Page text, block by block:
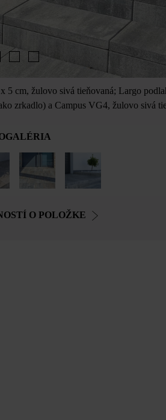
5 cm, žulovo sivá tieňovaná; Largo
zrkadlo) a Campus VG4, žulovo sivá
O POLOŽKE